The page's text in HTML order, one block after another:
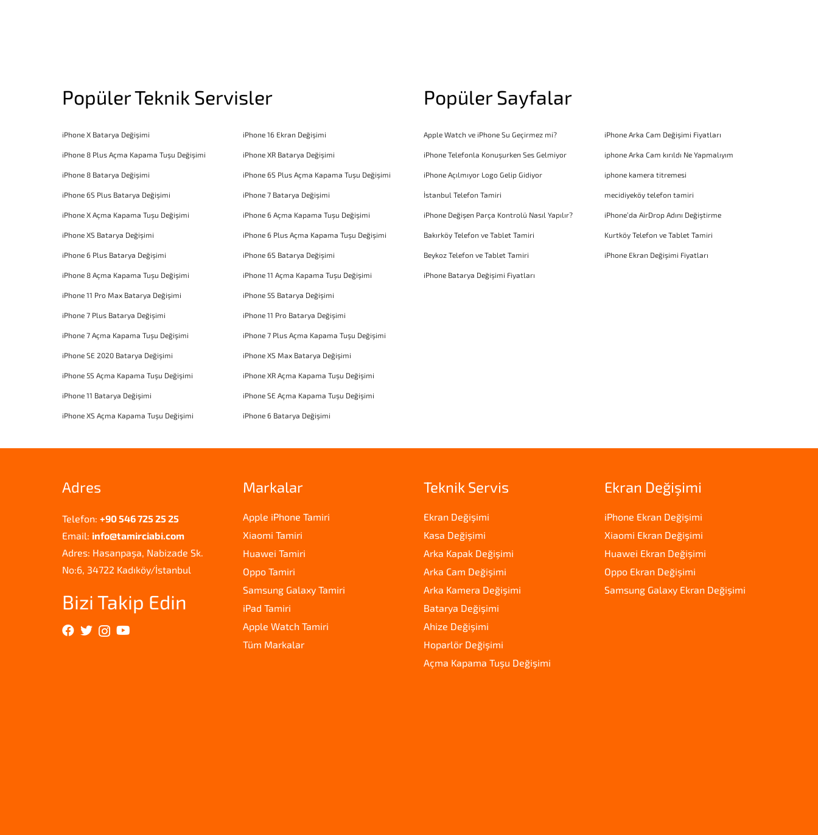
Popüler Teknik Servisler
iPhone X Batarya Değişimi iPhone 16 Ekran Değişimi
iPhone 8 Plus Açma Kapama Tuşu Değişimi iPhone XR Batarya Değişimi
iPhone 8 Batarya Değişimi iPhone 6S Plus Açma Kapama Tuşu Değişimi
iPhone 6S Plus Batarya Değişimi iPhone 7 Batarya Değişimi
iPhone X Açma Kapama Tuşu Değişimi iPhone 6 Açma Kapama Tuşu Değişimi
iPhone XS Batarya Değişimi iPhone 6 Plus Açma Kapama Tuşu Değişimi
iPhone 6 Plus Batarya Değişimi iPhone 6S Batarya Değişimi
iPhone 8 Açma Kapama Tuşu Değişimi iPhone 11 Açma Kapama Tuşu Değişimi
iPhone 11 Pro Max Batarya Değişimi iPhone 5S Batarya Değişimi
iPhone 7 Plus Batarya Değişimi iPhone 11 Pro Batarya Değişimi
iPhone 7 Açma Kapama Tuşu Değişimi iPhone 7 Plus Açma Kapama Tuşu Değişimi
iPhone SE 2020 Batarya Değişimi iPhone XS Max Batarya Değişimi
iPhone 5S Açma Kapama Tuşu Değişimi iPhone XR Açma Kapama Tuşu Değişimi
iPhone 11 Batarya Değişimi iPhone SE Açma Kapama Tuşu Değişimi
iPhone XS Açma Kapama Tuşu Değişimi iPhone 6 Batarya Değişimi
Popüler Sayfalar
Apple Watch ve iPhone Su Geçirmez mi? iPhone Arka Cam Değişimi Fiyatları
iPhone Telefonla Konuşurken Ses Gelmiyor iphone Arka Cam kırıldı Ne Yapmalıyım
iPhone Açılmıyor Logo Gelip Gidiyor iphone kamera titremesi
İstanbul Telefon Tamiri mecidiyeköy telefon tamiri
iPhone Değişen Parça Kontrolü Nasıl Yapılır? iPhone’da AirDrop Adını Değiştirme
Bakırköy Telefon ve Tablet Tamiri Kurtköy Telefon ve Tablet Tamiri
Beykoz Telefon ve Tablet Tamiri iPhone Ekran Değişimi Fiyatları
iPhone Batarya Değişimi Fiyatları
Adres
Telefon: +90 546 725 25 25
Email: info@tamirciabi.com
Adres: Hasanpaşa, Nabizade Sk.
No:6, 34722 Kadıköy/İstanbul
Bizi Takip Edin
Markalar
Apple iPhone Tamiri
Xiaomi Tamiri
Huawei Tamiri
Oppo Tamiri
Samsung Galaxy Tamiri
iPad Tamiri
Apple Watch Tamiri
Tüm Markalar
Teknik Servis
Ekran Değişimi
Kasa Değişimi
Arka Kapak Değişimi
Arka Cam Değişimi
Arka Kamera Değişimi
Batarya Değişimi
Ahize Değişimi
Hoparlör Değişimi
Açma Kapama Tuşu Değişimi
Ekran Değişimi
iPhone Ekran Değişimi
Xiaomi Ekran Değişimi
Huawei Ekran Değişimi
Oppo Ekran Değişimi
Samsung Galaxy Ekran Değişimi